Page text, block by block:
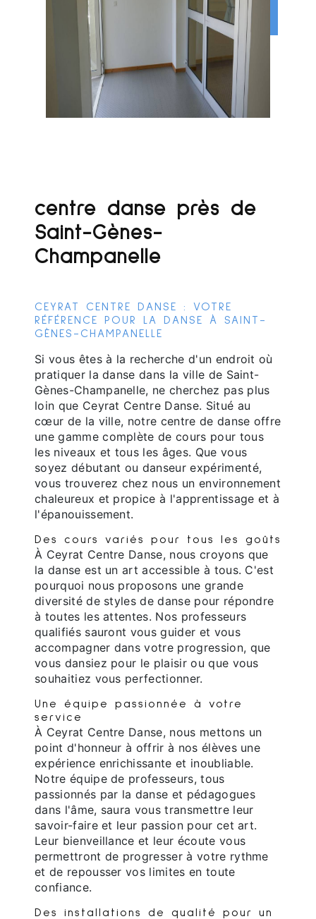
centre danse près de
Saint-Gènes-
Champanelle
CEYRAT CENTRE DANSE : VOTRE
RÉFÉRENCE POUR LA DANSE À SAINT-
GÈNES-CHAMPANELLE
Si vous êtes à la recherche d'un endroit où
pratiquer la danse dans la ville de Saint-
Gènes-Champanelle, ne cherchez pas plus
loin que Ceyrat Centre Danse. Situé au
cœur de la ville, notre centre de danse offre
une gamme complète de cours pour tous
les niveaux et tous les âges. Que vous
soyez débutant ou danseur expérimenté,
vous trouverez chez nous un environnement
chaleureux et propice à l'apprentissage et à
l'épanouissement.
Des cours variés pour tous les goûts
À Ceyrat Centre Danse, nous croyons que
la danse est un art accessible à tous. C'est
pourquoi nous proposons une grande
diversité de styles de danse pour répondre
à toutes les attentes. Nos professeurs
qualifiés sauront vous guider et vous
accompagner dans votre progression, que
vous dansiez pour le plaisir ou que vous
souhaitiez vous perfectionner.
Une équipe passionnée à votre
service
À Ceyrat Centre Danse, nous mettons un
point d'honneur à offrir à nos élèves une
expérience enrichissante et inoubliable.
Notre équipe de professeurs, tous
passionnés par la danse et pédagogues
dans l'âme, saura vous transmettre leur
savoir-faire et leur passion pour cet art.
Leur bienveillance et leur écoute vous
permettront de progresser à votre rythme
et de repousser vos limites en toute
confiance.
Des installations de qualité pour un